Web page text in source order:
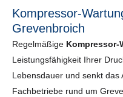
Kompressor-
Grevenbroich
Regelmäßige Kompressor-
Leistungsfähigkeit Ihrer
Lebensdauer und senkt das
Fachbetriebe rund um